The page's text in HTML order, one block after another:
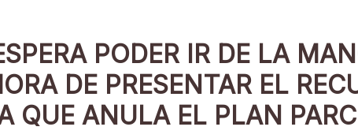
PODER IR DE LA
DE PRESENTAR EL
QUE ANULA EL PLAN